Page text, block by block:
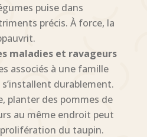
puise dans
précis. À force, la
maladies et ravageurs
associés à une famille
durablement.
planter des pommes de
au même endroit peut
du taupin.